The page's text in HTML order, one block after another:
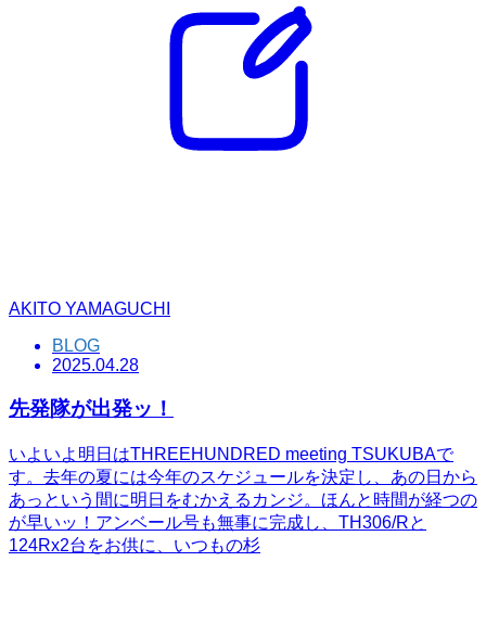
AKITO YAMAGUCHI
BLOG
2025.04.28
先発隊が出発ッ！
いよいよ明日はTHREEHUNDRED meeting TSUKUBAで
す。去年の夏には今年のスケジュールを決定し、あの日から
あっという間に明日をむかえるカンジ。ほんと時間が経つの
が早いッ！アンベール号も無事に完成し、TH306/Rと
124Rx2台をお供に、いつもの杉